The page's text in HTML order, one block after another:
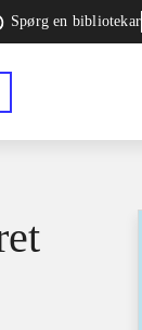
Spørg en bibliotekar